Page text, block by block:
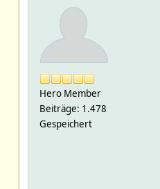
Hero Member
Beiträge: 1.478
Gespeichert